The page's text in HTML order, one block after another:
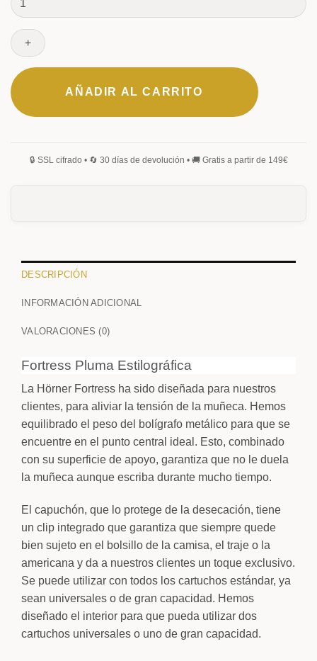
0/25
Su texto
REVERSO
Pluma
Estilográfica
cantidad
AÑADIR AL CARRITO
DESCRIPCIÓN
INFORMACIÓN ADICIONAL
VALORACIONES (0)
Fortress Pluma Estilográfica
La Hörner Fortress ha sido diseñada para nuestros
clientes, para aliviar la tensión de la muñeca. Hemos
equilibrado el peso del bolígrafo metálico para que se
encuentre en el punto central ideal. Esto, combinado
con su superficie de apoyo, garantiza que no le duela
la muñeca aunque escriba durante mucho tiempo.
El capuchón, que lo protege de la desecación, tiene
un clip integrado que garantiza que siempre quede
bien sujeto en el bolsillo de la camisa, el traje o la
americana y da a nuestros clientes un toque exclusivo.
Se puede utilizar con todos los cartuchos estándar, ya
sean universales o de gran capacidad. Hemos
diseñado el interior para que pueda utilizar dos
cartuchos universales o uno de gran capacidad.